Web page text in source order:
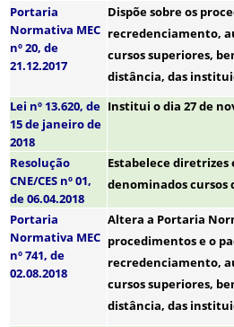
Portaria
Normativa MEC
nº 20, de
21.12.2017
Dispõe sobre os
recredenciamento,
cursos superiores,
distância, das
Lei nº 13.620, de
15 de janeiro de
2018
Institui o dia 27 de
Resolução
CNE/CES nº 01,
de 06.04.2018
Estabelece diretrizes
denominados cursos
Portaria
Normativa MEC
nº 741, de
02.08.2018
Altera a Portaria
procedimentos e o
recredenciamento,
cursos superiores,
distância, das